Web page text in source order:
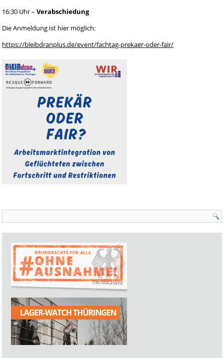
16:30 Uhr –Verabschiedung
Die Anmeldung ist hier möglich:
https://bleibdranplus.de/event/fachtag-prekaer-oder-fair/
Suchformular